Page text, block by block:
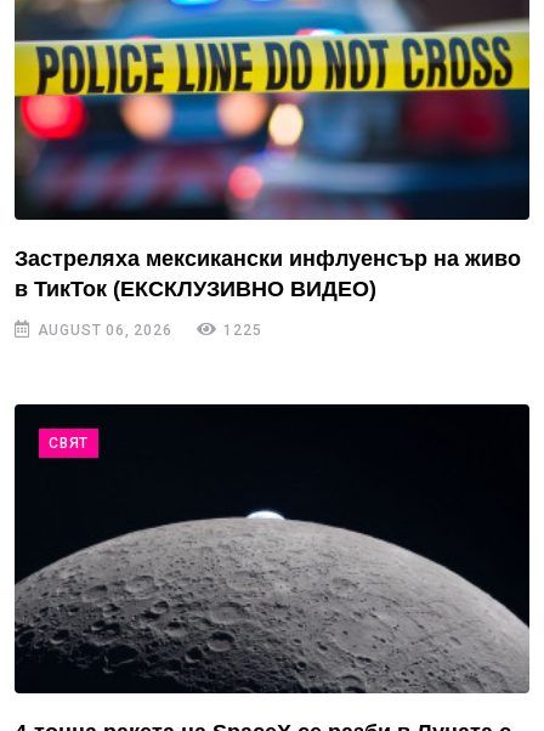
Застреляха мексикански инфлуенсър на живо
в ТикТок (ЕКСКЛУЗИВНО ВИДЕО)
AUGUST 06, 2026 1225
СВЯТ